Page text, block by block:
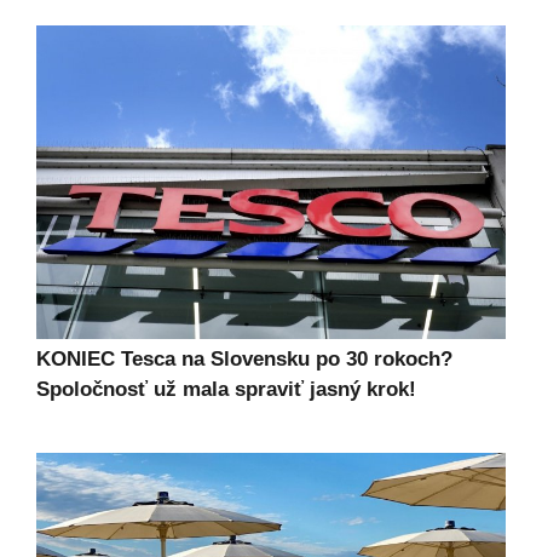
KONIEC Tesca na Slovensku po 30 rokoch?
Spoločnosť už mala spraviť jasný krok!